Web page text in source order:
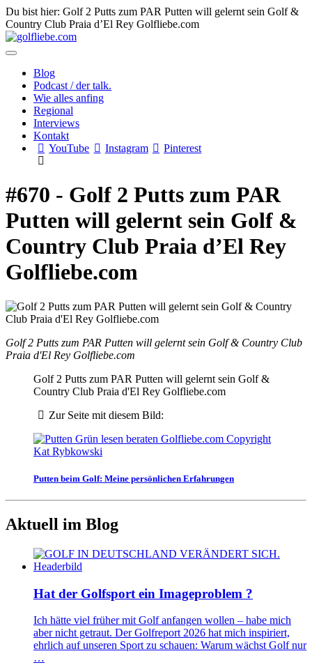
Du bist hier: Golf 2 Putts zum PAR Putten will gelernt sein Golf &
Country Club Praia d’El Rey Golfliebe.com
Blog
Podcast / der talk.
Wie alles anfing
Regional
Interviews
Kontakt
YouTube
Instagram Pinterest
#670 - Golf 2 Putts zum PAR
Putten will gelernt sein Golf &
Country Club Praia d’El Rey
Golfliebe.com
Golf 2 Putts zum PAR Putten will gelernt sein Golf & Country Club
Praia d'El Rey Golfliebe.com
Golf 2 Putts zum PAR Putten will gelernt sein Golf &
Country Club Praia d'El Rey Golfliebe.com
Zur Seite mit diesem Bild:
Putten beim Golf: Meine persönlichen Erfahrungen
Aktuell im Blog
Hat der Golfsport ein Imageproblem ?
Ich hätte viel früher mit Golf anfangen wollen – habe mich
aber nicht getraut. Der Golfreport 2026 hat mich inspiriert,
ehrlich auf unseren Sport zu schauen: Warum wächst Golf nur
…